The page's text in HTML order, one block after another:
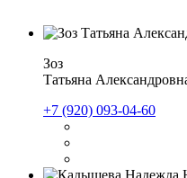
Зоз
Татьяна
+7 (920) 093-04-60